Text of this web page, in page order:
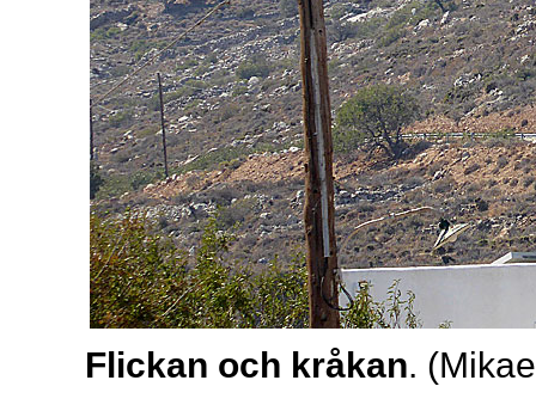
Flickan och kråkan.